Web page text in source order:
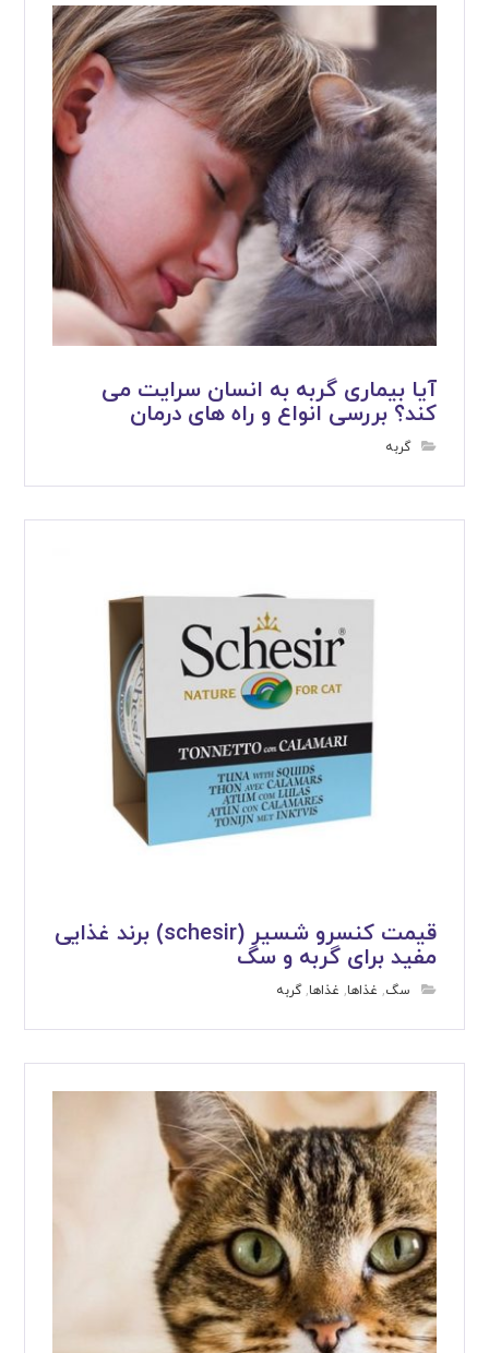
آیا بیماری گربه به انسان سرایت می
کند؟ بررسی انواع و راه های درمان
گربه
قیمت کنسرو شسیر (schesir) برند غذایی
مفید برای گربه و سگ
سگ, غذاها, غذاها,گربه